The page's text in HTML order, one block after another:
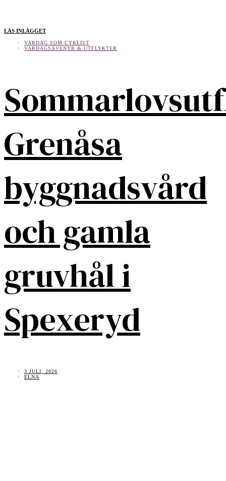
LÄS INLÄGGET
VARDAG SOM CYKLIST
VARDAGSÄVENYR & UTFLYKTER
Grenåsa
byggnadsvård
och gamla
gruvhål i
Spexeryd
3 JULI, 2026
ELNA